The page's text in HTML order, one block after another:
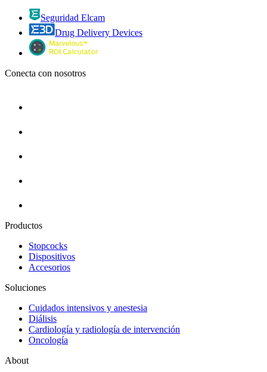
Seguridad Elcam
Drug Delivery Devices
Conecta con nosotros
Productos
Stopcocks
Dispositivos
Accesorios
Soluciones
Cuidados intensivos y anestesia
Diálisis
Cardiología y radiología de intervención
Oncología
About